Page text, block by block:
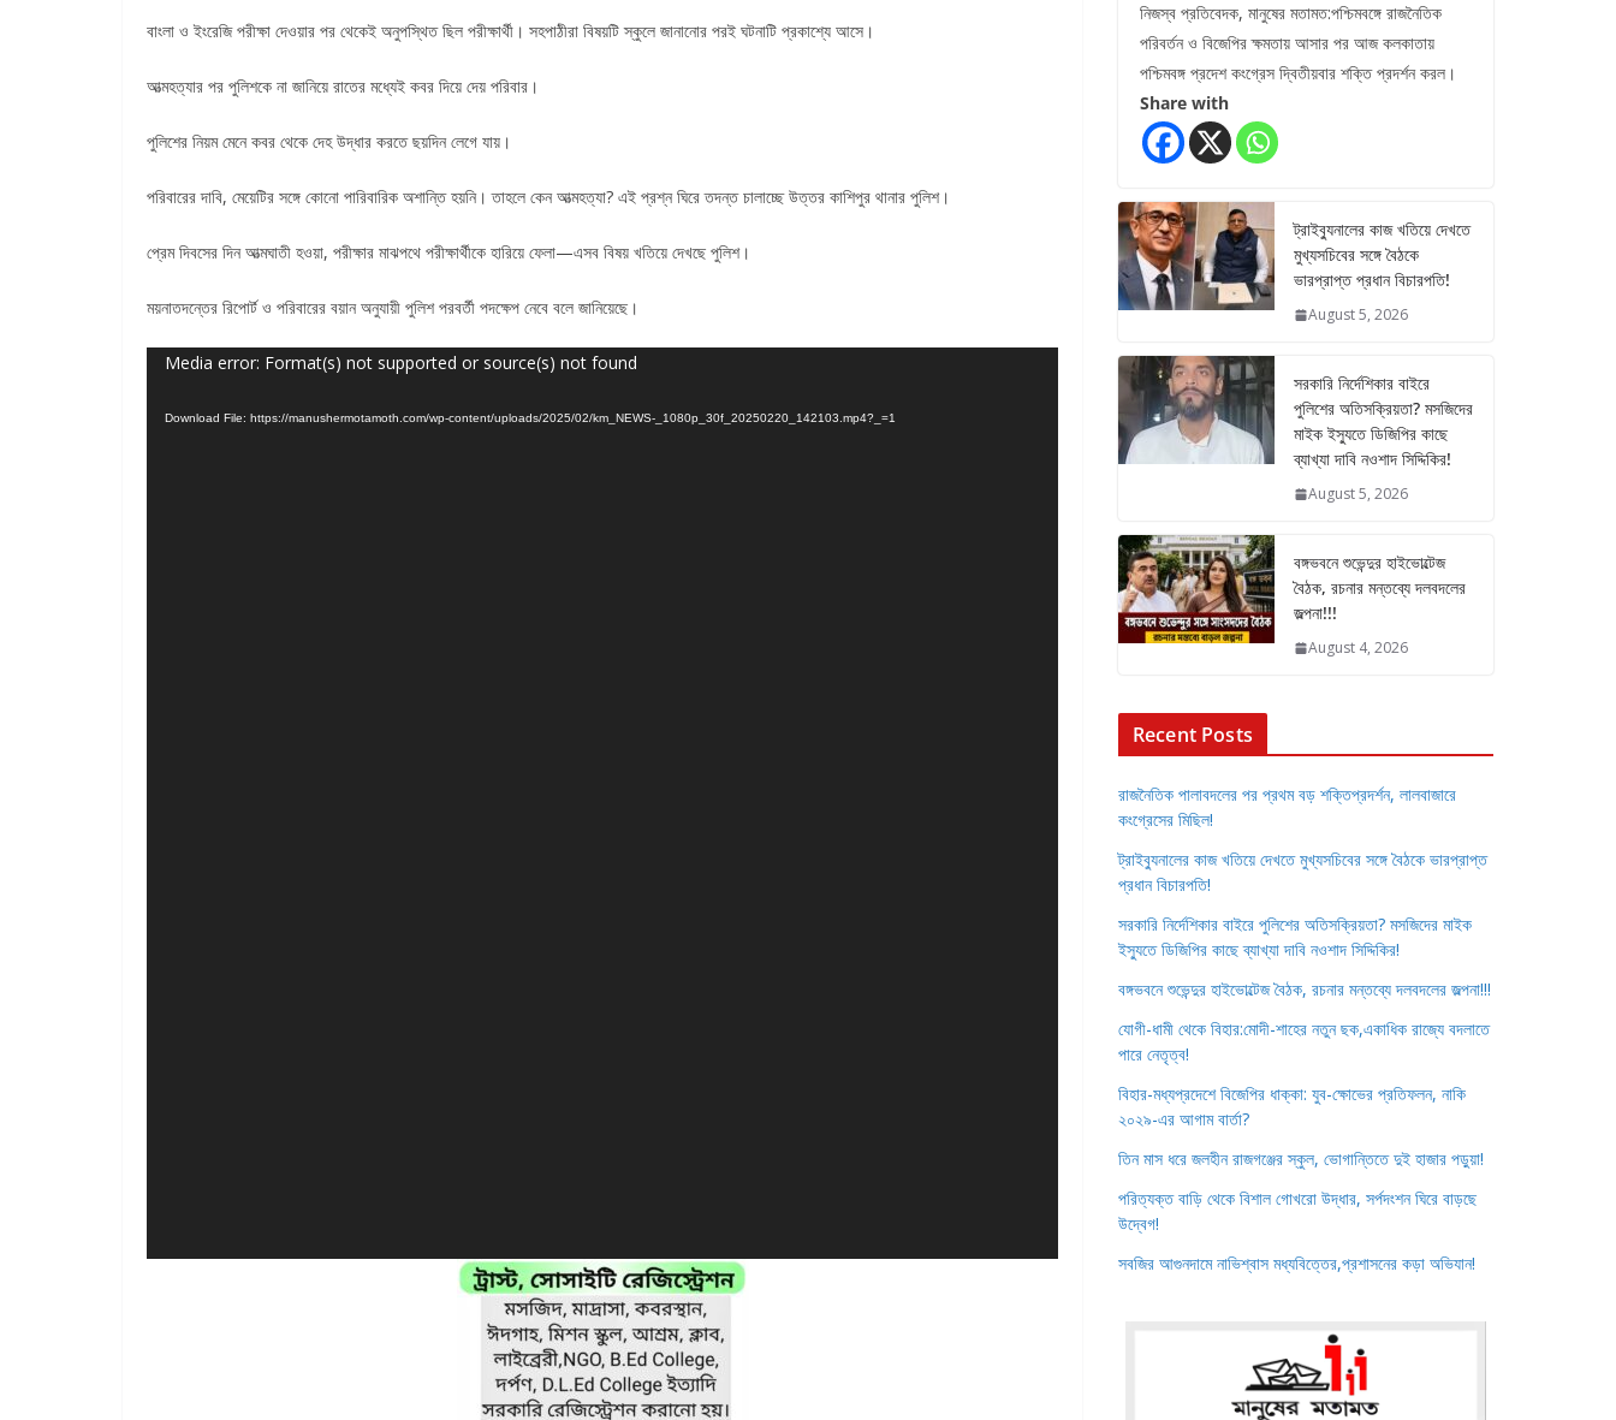
বাংলা ও ইংরেজি পরীক্ষা দেওয়ার পর থেকেই অনুপস্থিত ছিল পরীক্ষার্থী। সহপাঠীরা বিষয়টি স্কুলে জানানোর পরই ঘটনাটি প্রকাশ্যে আসে।
আত্মহত্যার পর পুলিশকে না জানিয়ে রাতের মধ্যেই কবর দিয়ে দেয় পরিবার।
পুলিশের নিয়ম মেনে কবর থেকে দেহ উদ্ধার করতে ছয়দিন লেগে যায়।
পরিবারের দাবি, মেয়েটির সঙ্গে কোনো পারিবারিক অশান্তি হয়নি। তাহলে কেন আত্মহত্যা? এই প্রশ্ন ঘিরে তদন্ত চালাচ্ছে উত্তর কাশিপুর থানার পুলিশ।
প্রেম দিবসের দিন আত্মঘাতী হওয়া, পরীক্ষার মাঝপথে পরীক্ষার্থীকে হারিয়ে ফেলা—এসব বিষয় খতিয়ে দেখছে পুলিশ।
ময়নাতদন্তের রিপোর্ট ও পরিবারের বয়ান অনুযায়ী পুলিশ পরবর্তী পদক্ষেপ নেবে বলে জানিয়েছে।
Video
Media error: Format(s) not supported or source(s) not found
Download File: https://manushermotamoth.com/wp-content/uploads/2025/02/km_NEWS-_1080p_30f_20250220_142103.mp4?_=1
নিজস্ব প্রতিবেদক, মানুষের মতামত:পশ্চিমবঙ্গে রাজনৈতিক
পরিবর্তন ও বিজেপির ক্ষমতায় আসার পর আজ কলকাতায়
পশ্চিমবঙ্গ প্রদেশ কংগ্রেস দ্বিতীয়বার শক্তি প্রদর্শন করল।
Share with
ট্রাইব্যুনালের কাজ খতিয়ে দেখতে
মুখ্যসচিবের সঙ্গে বৈঠকে
ভারপ্রাপ্ত প্রধান বিচারপতি!
August 5, 2026
সরকারি নির্দেশিকার বাইরে
পুলিশের অতিসক্রিয়তা? মসজিদের
মাইক ইস্যুতে ডিজিপির কাছে
ব্যাখ্যা দাবি নওশাদ সিদ্দিকির!
August 5, 2026
বঙ্গভবনে শুভেন্দুর হাইভোল্টেজ
বৈঠক, রচনার মন্তব্যে দলবদলের
জল্পনা!!!
August 4, 2026
Recent Posts
রাজনৈতিক পালাবদলের পর প্রথম বড় শক্তিপ্রদর্শন, লালবাজারে
কংগ্রেসের মিছিল!
ট্রাইব্যুনালের কাজ খতিয়ে দেখতে মুখ্যসচিবের সঙ্গে বৈঠকে ভারপ্রাপ্ত
প্রধান বিচারপতি!
সরকারি নির্দেশিকার বাইরে পুলিশের অতিসক্রিয়তা? মসজিদের মাইক
ইস্যুতে ডিজিপির কাছে ব্যাখ্যা দাবি নওশাদ সিদ্দিকির!
বঙ্গভবনে শুভেন্দুর হাইভোল্টেজ বৈঠক, রচনার মন্তব্যে দলবদলের জল্পনা!!!
যোগী-ধামী থেকে বিহার:মোদী-শাহের নতুন ছক,একাধিক রাজ্যে বদলাতে
পারে নেতৃত্ব!
বিহার-মধ্যপ্রদেশে বিজেপির ধাক্কা: যুব-ক্ষোভের প্রতিফলন, নাকি
২০২৯-এর আগাম বার্তা?
তিন মাস ধরে জলহীন রাজগঞ্জের স্কুল, ভোগান্তিতে দুই হাজার পড়ুয়া!
পরিত্যক্ত বাড়ি থেকে বিশাল গোখরো উদ্ধার, সর্পদংশন ঘিরে বাড়ছে
উদ্বেগ!
সবজির আগুনদামে নাভিশ্বাস মধ্যবিত্তের,প্রশাসনের কড়া অভিযান!